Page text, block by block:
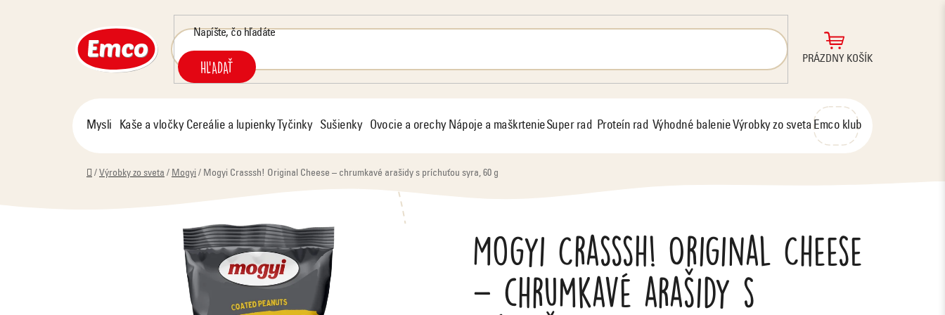
HĽADAŤ
NÁKUPNÝ
PRÁZDNY KOŠÍK
Mysli Kaše a vločky Cereálie a lupienky Tyčinky Sušienky Ovocie a orechy Nápoje a maškrtenieSuper rad Proteín rad Výhodné balenie Výrobky zo svetaEmco klub
Domov
/ Výrobky zo sveta / Mogyi / Mogyi Crasssh! Original Cheese – chrumkavé arašidy s príchuťou syra, 60 g
Mogyi Crasssh! Original Cheese
– chrumkavé arašidy s